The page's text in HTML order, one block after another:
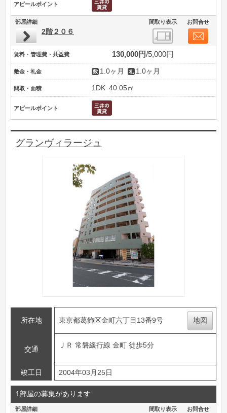
アピールポイント
部屋詳細 間取り表示 お問合せ
2階２０６
賃料・管理費・共益費 130,000円 5,000円
敷金・礼金 1.0ヶ月 1.0ヶ月
間取・面積 1DK 40.05㎡
アピールポイント
グランヴィラージュ
所在地 東京都葛飾区金町六丁目13番9号 地図
交通
ＪＲ 常磐緩行線 金町 徒歩5分
竣工日 2004年03月25日
1部屋の募集があります
部屋詳細 間取り表示 お問合せ